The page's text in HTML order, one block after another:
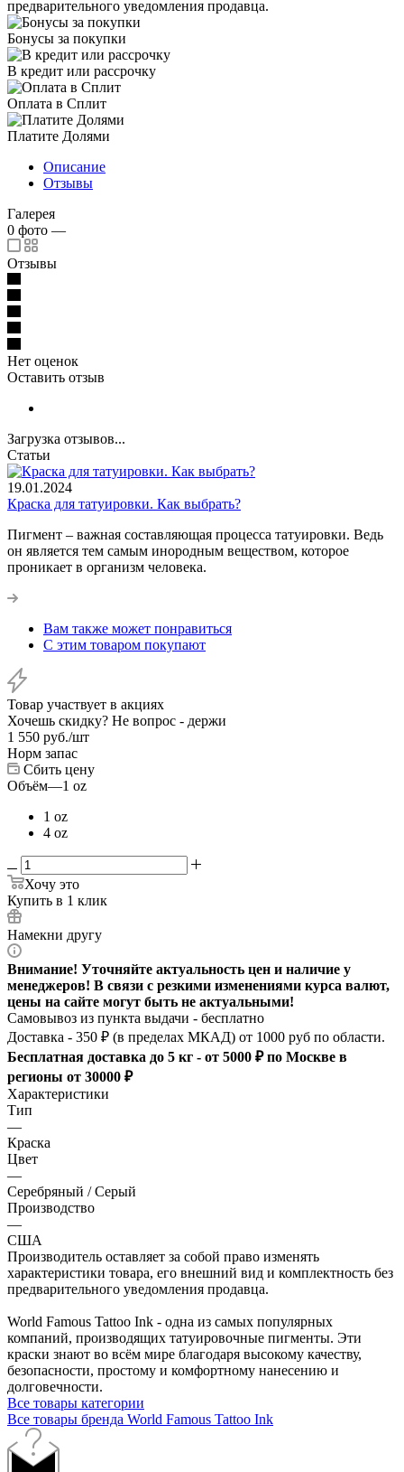
предварительного уведомления продавца.
Бонусы за покупки
В кредит или рассрочку
Оплата в Сплит
Платите Долями
Описание
Отзывы
Галерея
0 фото —
Отзывы
Нет оценок
Оставить отзыв
Загрузка отзывов...
Статьи
19.01.2024
Краска для татуировки. Как выбрать?
Пигмент – важная составляющая процесса татуировки. Ведь
он является тем самым инородным веществом, которое
проникает в организм человека.
Вам также может понравиться
С этим товаром покупают
Товар участвует в акциях
Хочешь скидку? Не вопрос - держи
1 550 руб./шт
Норм запас
Сбить цену
Объём—1 oz
1 oz
4 oz
Хочу это
Купить в 1 клик
Намекни другу
Внимание! Уточняйте актуальность цен и наличие у
менеджеров! В связи с резкими изменениями курса валют,
цены на сайте могут быть не актуальными!
Самовывоз из пункта выдачи - бесплатно
Доставка - 350 ₽ (в пределах МКАД) от 1000 руб по области.
Бесплатная доставка до 5 кг - от 5000 ₽ по Москве в
регионы от 30000 ₽
Характеристики
Тип
—
Краска
Цвет
—
Серебряный / Серый
Производство
—
США
Производитель оставляет за собой право изменять
характеристики товара, его внешний вид и комплектность без
предварительного уведомления продавца.
World Famous Tattoo Ink - одна из самых популярных
компаний, производящих татуировочные пигменты. Эти
краски знают во всём мире благодаря высокому качеству,
безопасности, простому и комфортному нанесению и
долговечности.
Все товары категории
Все товары бренда World Famous Tattoo Ink